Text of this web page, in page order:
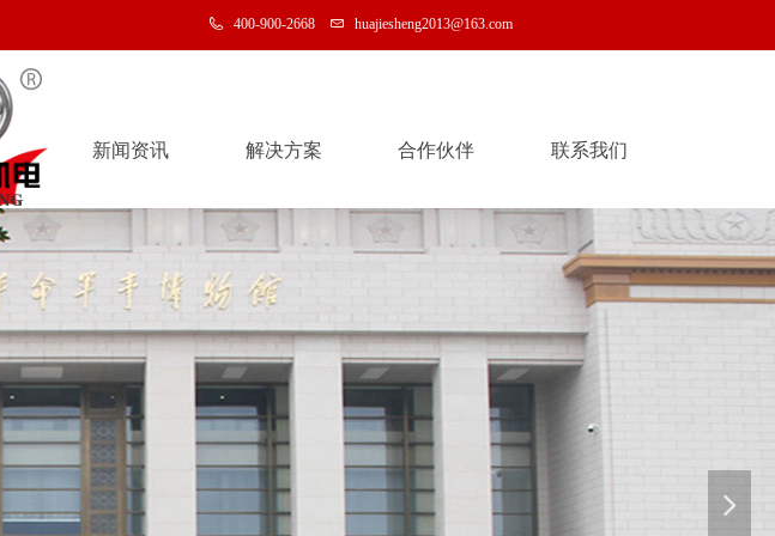
400-900-2668 huajiesheng2013@163.com
넲
新闻资讯
新闻资讯
解决方案
解决方案
合作伙伴
合作伙伴
联系我们
联系我们